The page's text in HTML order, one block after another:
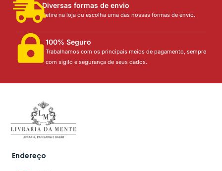
Diversas formas de envio
Retire na loja ou escolha uma das nossas formas de envio.
100% Seguro
Trabalhamos com os principais meios de pagamento, sempre
com sigilo e segurança de seus dados.
Endereço